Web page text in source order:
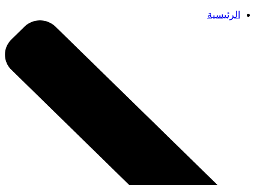
الرئيسية